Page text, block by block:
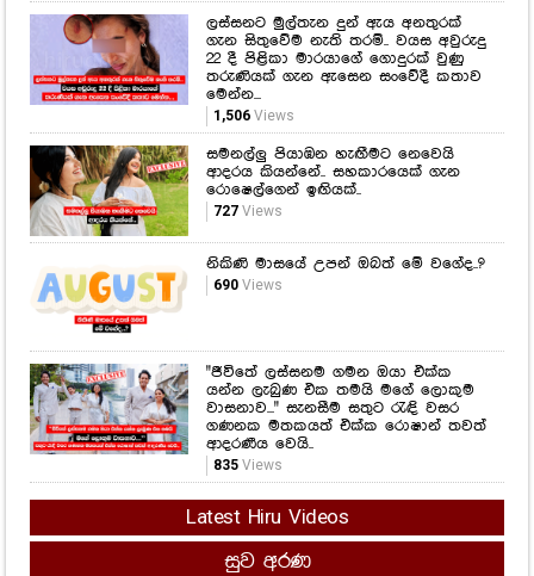
ලස්සනට මුල්තැන දුන් ඇය අනතුරක්
ගැන සිතුවේම නැති තරම්.. වයස අවුරුදු
22 දී පිළිකා මාරයාගේ ගොදුරක් වුණු
තරුණියක් ගැන ඇසෙන සංවේදී කතාව
මෙන්න...
1,506Views
සමනල්ලු පියාඹන හැඟීමට නෙවෙයි
ආදරය කියන්නේ.. සහකාරයෙක් ගැන
රොෂෙල්ගෙන් ඉඟියක්..
727Views
නිකිණි මාසයේ උපන් ඔබත් මේ වගේද..?
690Views
"ජීවිතේ ලස්සනම ගමන ඔයා එක්ක
යන්න ලැබුණ එක තමයි මගේ ලොකුම
වාසනාව..." සැනසීම සතුට රැඳි වසර
ගණනක මතකයත් එක්ක රොෂාන් තවත්
ආදරණීය වෙයි..
835Views
Latest Hiru Videos
සුව අරණ